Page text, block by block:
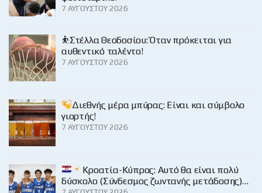
7 ΑΥΓΟΎΣΤΟΥ 2026
⛹️Στέλλα Θεοδοσίου: Όταν πρόκειται για
αυθεντικό ταλέντο!
7 ΑΥΓΟΎΣΤΟΥ 2026
Διεθνής μέρα μπύρας: Είναι και σύμβολο
γιορτής!
7 ΑΥΓΟΎΣΤΟΥ 2026
Κροατία-Κύπρος: Αυτό θα είναι πολύ
δύσκολο (Σύνδεσμος ζωντανής μετάδοσης)…